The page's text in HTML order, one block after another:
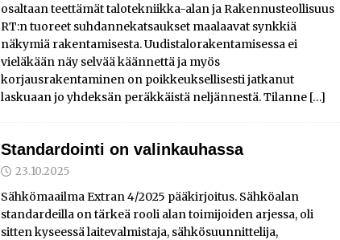
osaltaan teettämät talotekniikka-alan ja Rakennusteollisuus
RT:n tuoreet suhdannekatsaukset maalaavat synkkiä
näkymiä rakentamisesta. Uudistalorakentamisessa ei
vieläkään näy selvää käännettä ja myös
korjausrakentaminen on poikkeuksellisesti jatkanut
laskuaan jo yhdeksän peräkkäistä neljännestä. Tilanne […]
Standardointi on valinkauhassa
23.10.2025
Sähkömaailma Extran 4/2025 pääkirjoitus. Sähköalan
standardeilla on tärkeä rooli alan toimijoiden arjessa, oli
sitten kyseessä laitevalmistaja, sähkösuunnittelija,